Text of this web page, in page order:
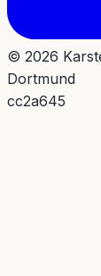
© 2026
Dortmund
cc2a645